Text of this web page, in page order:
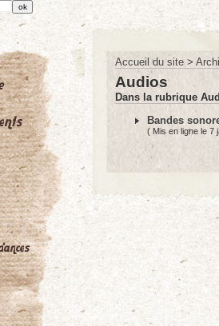
Accueil du site >
Audios
Dans la rubrique
Bandes
( Mis en ligne le 7